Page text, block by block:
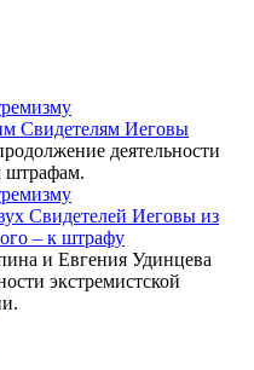
Свидетелям Иеговы
деятельности
Свидетелей Иеговы из
– к штрафу
и Евгения Удинцева
экстремистской